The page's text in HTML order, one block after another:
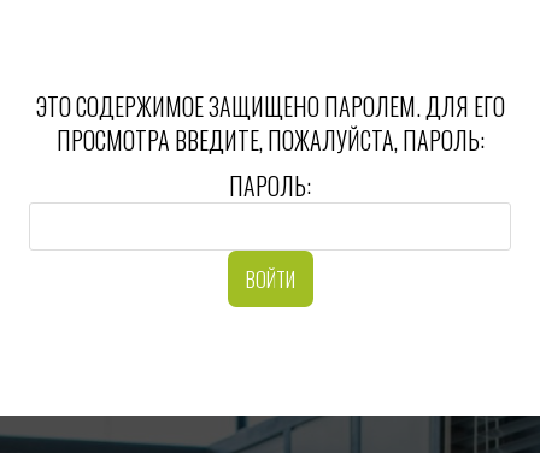
ЭТО СОДЕРЖИМОЕ ЗАЩИЩЕНО ПАРОЛЕМ. ДЛЯ ЕГО
ПРОСМОТРА ВВЕДИТЕ, ПОЖАЛУЙСТА, ПАРОЛЬ:
ПАРОЛЬ: